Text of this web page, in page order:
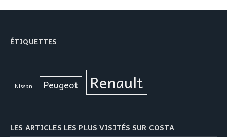
ÉTIQUETTES
Nissan Peugeot Renault
LES ARTICLES LES PLUS VISITÉS SUR COSTA